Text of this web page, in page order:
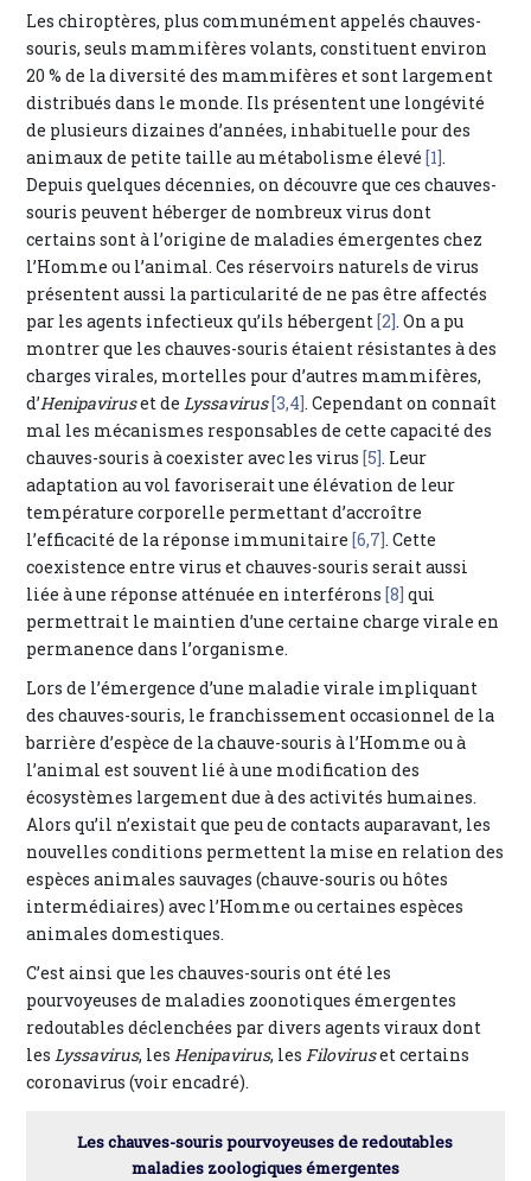
Les chiroptères, plus communément appelés chauves-
souris, seuls mammifères volants, constituent environ
20 % de la diversité des mammifères et sont largement
distribués dans le monde. Ils présentent une longévité
de plusieurs dizaines d’années, inhabituelle pour des
animaux de petite taille au métabolisme élevé[1].
Depuis quelques décennies, on découvre que ces chauves-
souris peuvent héberger de nombreux virus dont
certains sont à l’origine de maladies émergentes chez
l’Homme ou l’animal. Ces réservoirs naturels de virus
présentent aussi la particularité de ne pas être affectés
par les agents infectieux qu’ils hébergent[2]. On a pu
montrer que les chauves-souris étaient résistantes à des
charges virales, mortelles pour d’autres mammifères,
d’Henipaviruset deLyssavirus[3,4]. Cependant on connaît
mal les mécanismes responsables de cette capacité des
chauves-souris à coexister avec les virus[5]. Leur
adaptation au vol favoriserait une élévation de leur
température corporelle permettant d’accroître
l’efficacité de la réponse immunitaire[6,7]. Cette
coexistence entre virus et chauves-souris serait aussi
liée à une réponse atténuée en interférons[8] qui
permettrait le maintien d’une certaine charge virale en
permanence dans l’organisme.
Lors de l’émergence d’une maladie virale impliquant
des chauves-souris, le franchissement occasionnel de la
barrière d’espèce de la chauve-souris à l’Homme ou à
l’animal est souvent lié à une modification des
écosystèmes largement due à des activités humaines.
Alors qu’il n’existait que peu de contacts auparavant, les
nouvelles conditions permettent la mise en relation des
espèces animales sauvages (chauve-souris ou hôtes
intermédiaires) avec l’Homme ou certaines espèces
animales domestiques.
C’est ainsi que les chauves-souris ont été les
pourvoyeuses de maladies zoonotiques émergentes
redoutables déclenchées par divers agents viraux dont
lesLyssavirus, lesHenipavirus, lesFiloviruset certains
coronavirus (voir encadré).
Les chauves-souris pourvoyeuses de redoutables
maladies zoologiques émergentes